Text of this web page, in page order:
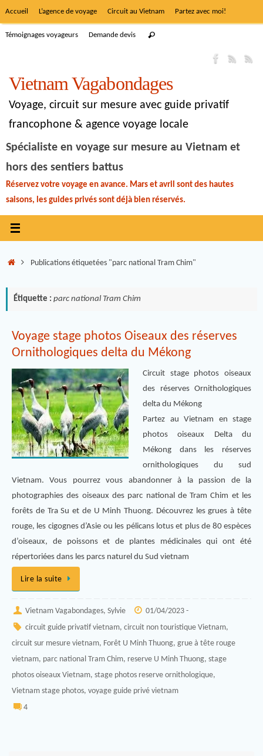
Accueil L’agence de voyage Circuit au Vietnam Partez avec moi!
Témoignages voyageurs Demande devis
Vietnam Vagabondages
Voyage, circuit sur mesure avec guide privatif
francophone & agence voyage locale
Spécialiste en voyage sur mesure au Vietnam et
hors des sentiers battus
Réservez votre voyage en avance. Mars et avril sont des hautes
saisons, les guides privés sont déjà bien réservés.
Publications étiquetées "parc national Tram Chim"
Étiquette : parc national Tram Chim
Voyage stage photos Oiseaux des réserves
Ornithologiques delta du Mékong
Circuit stage photos oiseaux
des réserves Ornithologiques
delta du Mékong
Partez au Vietnam en stage
photos oiseaux Delta du
Mékong dans les réserves
ornithologiques du sud
Vietnam. Vous pourrez vous abandonner à la passion de la
photographies des oiseaux des parc national de Tram Chim et les
forêts de Tra Su et de U Minh Thuong. Découvrez les grues à tête
rouge, les cigognes d’Asie ou les pélicans lotus et plus de 80 espèces
d’oiseaux, de poissons et de plantes médicinales qui ont été
répertoriées dans les parcs naturel du Sud vietnam
Lire la suite
Vietnam Vagabondages, Sylvie 01/04/2023 -
circuit guide privatif vietnam, circuit non touristique Vietnam,
circuit sur mesure vietnam, Forêt U Minh Thuong, grue à tête rouge
vietnam, parc national Tram Chim, reserve U Minh Thuong, stage
photos oiseaux Vietnam, stage photos reserve ornithologique,
Vietnam stage photos, voyage guide privé vietnam
4